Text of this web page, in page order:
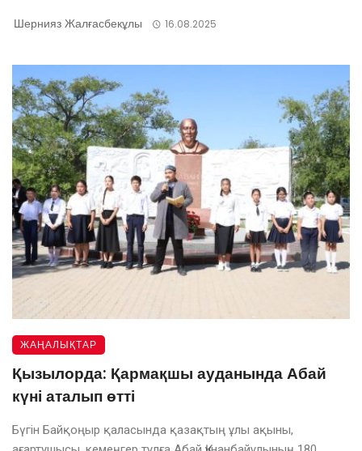
Шернияз Жалғасбекұлы 16.08.2025
ЖАҢАЛЫҚТАР
Қызылорда: Қармақшы ауданында Абай
күні аталып өтті
Бүгін Байқоңыр қаласында қазақтың ұлы ақыны,